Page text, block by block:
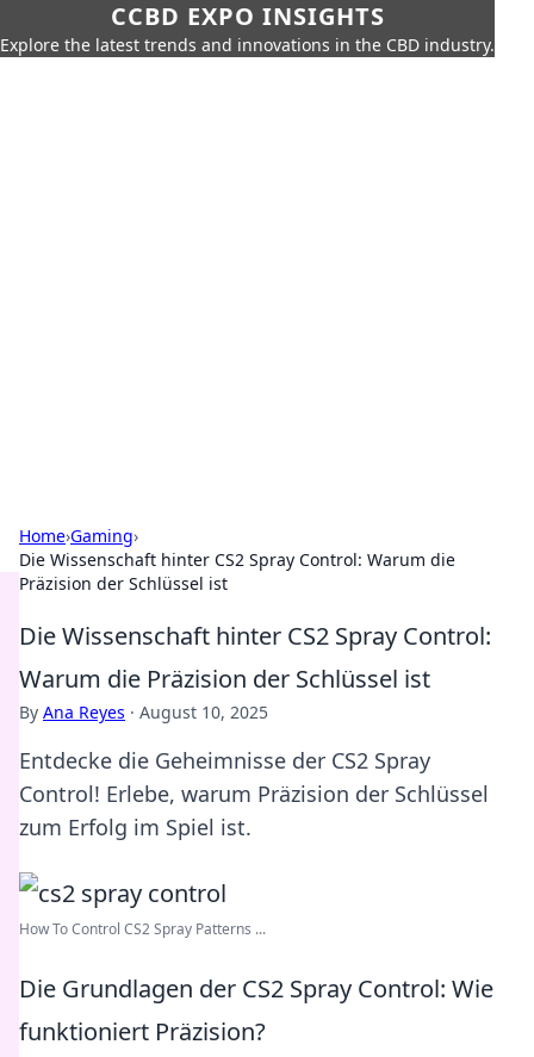
CCBD EXPO INSIGHTS
Explore the latest trends and innovations in the CBD industry.
Home›Gaming›
Die Wissenschaft hinter CS2 Spray Control: Warum die
Präzision der Schlüssel ist
Die Wissenschaft hinter CS2 Spray Control:
Warum die Präzision der Schlüssel ist
By Ana Reyes · August 10, 2025
Entdecke die Geheimnisse der CS2 Spray
Control! Erlebe, warum Präzision der Schlüssel
zum Erfolg im Spiel ist.
How To Control CS2 Spray Patterns ...
Die Grundlagen der CS2 Spray Control: Wie
funktioniert Präzision?